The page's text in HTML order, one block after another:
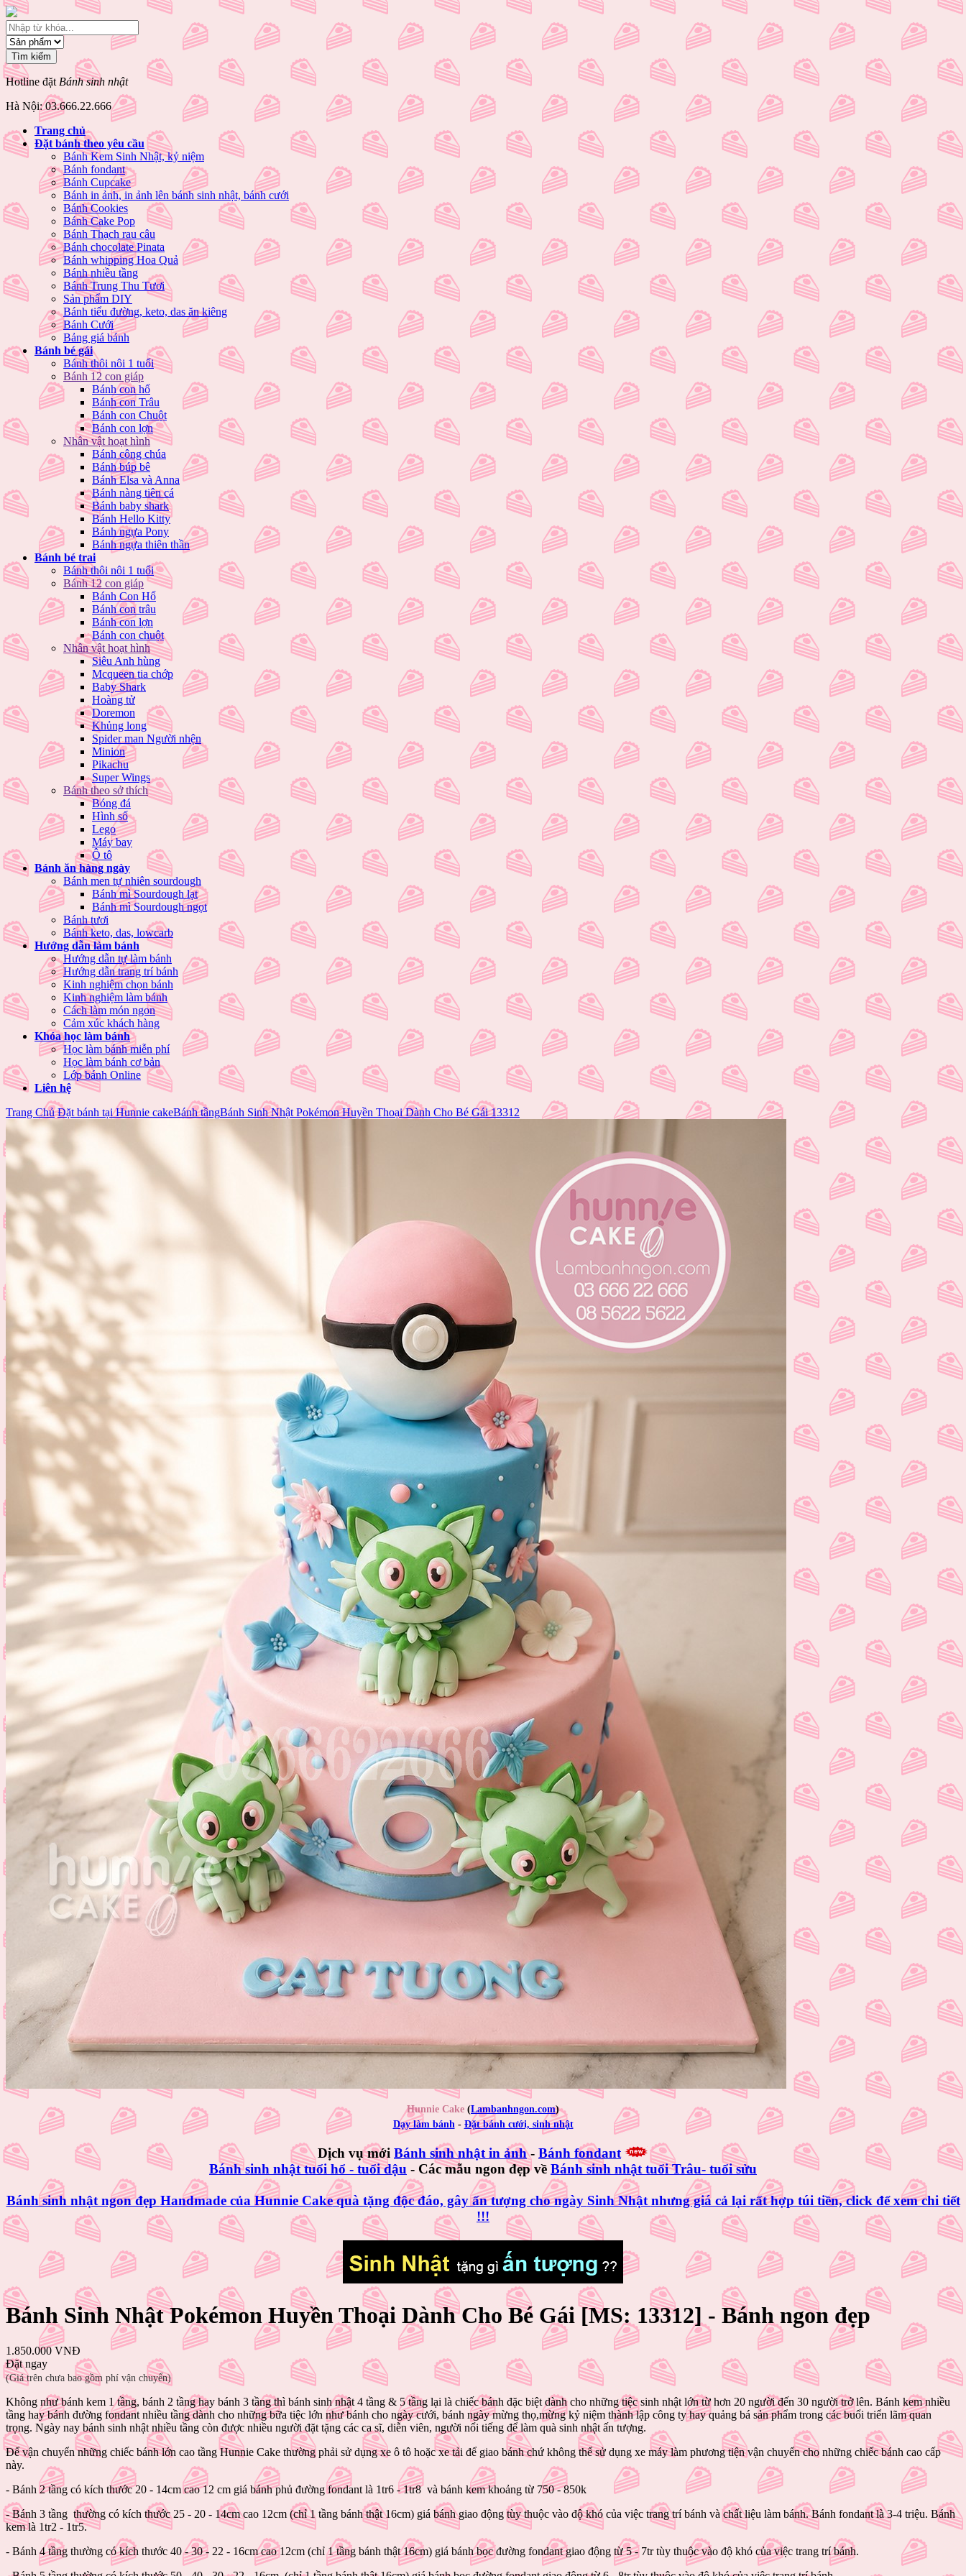
Hotline đặt Bánh sinh nhật
Hà Nội: 03.666.22.666
Trang chủ
Đặt bánh theo yêu cầu
Bánh Kem Sinh Nhật, kỷ niệm
Bánh fondant
Bánh Cupcake
Bánh in ảnh, in ảnh lên bánh sinh nhật, bánh cưới
Bánh Cookies
Bánh Cake Pop
Bánh Thạch rau câu
Bánh chocolate Pinata
Bánh whipping Hoa Quả
Bánh nhiều tầng
Bánh Trung Thu Tươi
Sản phẩm DIY
Bánh tiểu đường, keto, das ăn kiêng
Bánh Cưới
Bảng giá bánh
Bánh bé gái
Bánh thôi nôi 1 tuổi
Bánh 12 con giáp
Bánh con hổ
Bánh con Trâu
Bánh con Chuột
Bánh con lợn
Nhân vật hoạt hình
Bánh công chúa
Bánh búp bê
Bánh Elsa và Anna
Bánh nàng tiên cá
Bánh baby shark
Bánh Hello Kitty
Bánh ngựa Pony
Bánh ngựa thiên thần
Bánh bé trai
Bánh thôi nôi 1 tuổi
Bánh 12 con giáp
Bánh Con Hổ
Bánh con trâu
Bánh con lợn
Bánh con chuột
Nhân vật hoạt hình
Siêu Anh hùng
Mcqueen tia chớp
Baby Shark
Hoàng tử
Doremon
Khủng long
Spider man Người nhện
Minion
Pikachu
Super Wings
Bánh theo sở thích
Bóng đá
Hình số
Lego
Máy bay
Ô tô
Bánh ăn hàng ngày
Bánh men tự nhiên sourdough
Bánh mì Sourdough lạt
Bánh mì Sourdough ngọt
Bánh tươi
Bánh keto, das, lowcarb
Hướng dẫn làm bánh
Hướng dẫn tự làm bánh
Hướng dẫn trang trí bánh
Kinh nghiệm chọn bánh
Kinh nghiệm làm bánh
Cách làm món ngon
Cảm xúc khách hàng
Khóa học làm bánh
Học làm bánh miễn phí
Học làm bánh cơ bản
Lớp bánh Online
Liên hệ
Trang Chủ Đặt bánh tại Hunnie cakeBánh tầngBánh Sinh Nhật Pokémon Huyền Thoại Dành Cho Bé Gái 13312
Hunnie Cake (Lambanhngon.com)
Dạy làm bánh- Đặt bánh cưới, sinh nhật
Dịch vụ mới Bánh sinh nhật in ảnh- Bánh fondant
Bánh sinh nhật tuổi hổ - tuổi dậu - Các mẫu ngon đẹp về Bánh sinh nhật tuổi Trâu- tuổi sửu
Bánh sinh nhật ngon đẹp Handmade của Hunnie Cakequà tặng độc đáo, gây ấn tượng cho ngày Sinh Nhật nhưng giá cả lại rất hợp túi tiền, click để xem chi tiết
!!!
Bánh Sinh Nhật Pokémon Huyền Thoại Dành Cho Bé Gái [MS: 13312] - Bánh ngon đẹp
1.850.000 VNĐ
Đặt ngay
(Giá trên chưa bao gồm phí vận chuyển)
Không như bánh kem 1 tầng, bánh 2 tầng hay bánh 3 tầng thì bánh sinh nhật 4 tầng & 5 tầng lại là chiếc bánh đặc biệt dành cho những tiệc sinh nhật lớn từ hơn 20 người đến 30 người trở lên. Bánh kem nhiều
tầng hay bánh đường fondant nhiều tầng dành cho những bữa tiệc lớn như bánh cho ngày cưới, bánh ngày mừng thọ,mừng kỷ niệm thành lập công ty hay quảng bá sản phẩm trong các buổi triển lãm quan
trọng. Ngày nay bánh sinh nhật nhiều tầng còn được nhiều người đặt tặng các ca sĩ, diễn viên, người nổi tiếng để làm quà sinh nhật ấn tượng.
Để vận chuyển những chiếc bánh lớn cao tầng Hunnie Cake thường phải sử dụng xe ô tô hoặc xe tải để giao bánh chứ không thể sử dụng xe máy làm phương tiện vận chuyển cho những chiếc bánh cao cấp
này.
- Bánh 2 tầng có kích thước 20 - 14cm cao 12 cm giá bánh phủ đường fondant là 1tr6 - 1tr8 và bánh kem khoảng từ 750 - 850k
- Bánh 3 tầng thường có kích thước 25 - 20 - 14cm cao 12cm (chỉ 1 tầng bánh thật 16cm) giá bánh giao động tùy thuộc vào độ khó của việc trang trí bánh và chất liệu làm bánh. Bánh fondant là 3-4 triệu. Bánh
kem là 1tr2 - 1tr5.
- Bánh 4 tầng thường có kích thước 40 - 30 - 22 - 16cm cao 12cm (chỉ 1 tầng bánh thật 16cm) giá bánh bọc đường fondant giao động từ 5 - 7tr tùy thuộc vào độ khó của việc trang trí bánh.